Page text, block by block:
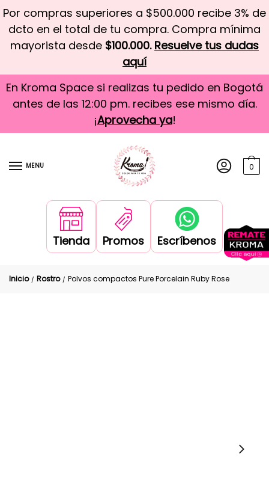
Por compras superiores a $500.000 recibe 3% de
dcto en el total de tu compra. Compra mínima
mayorista desde $100.000. Resuelve tus dudas
aquí
En Kroma Space si realizas tu pedido en Bogotá
antes de las 12:00 pm. recibes ese mismo día.
¡Aprovecha ya!
MENU 0
Tienda Promos Escríbenos
Inicio / Rostro / Polvos compactos Pure Porcelain Ruby Rose